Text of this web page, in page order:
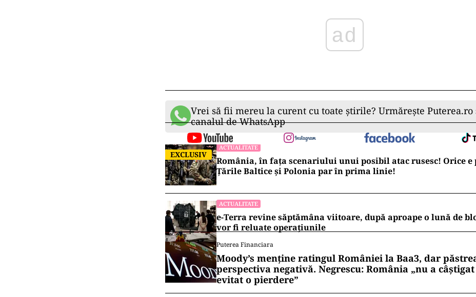
ad
Vrei să fii mereu la curent cu toate știrile? Urmărește Puterea.ro
canalul de WhatsApp
EXCLUSIV
ACTUALITATE
România, în fața scenariului unui posibil atac rusesc! Orice
Țările Baltice și Polonia par în prima linie!
ACTUALITATE
e-Terra revine săptămâna viitoare, după aproape o lună de
vor fi reluate operațiunile
Puterea Financiara
Moody’s menține ratingul României la Baa3, dar
perspectiva negativă. Negrescu: România „nu a
evitat o pierdere”